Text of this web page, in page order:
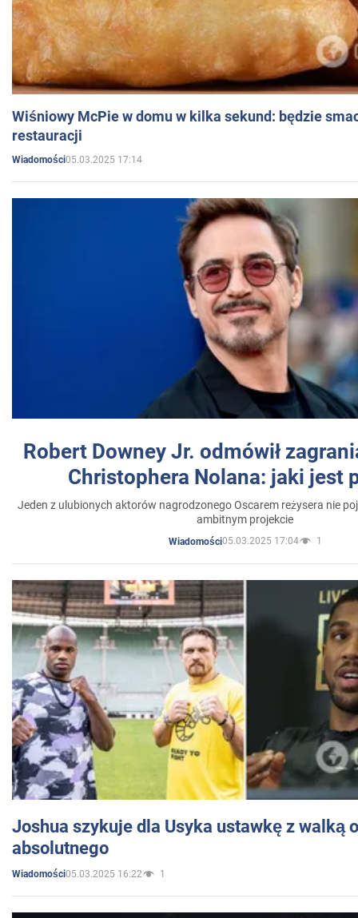
Wiśniowy McPie w domu w kilka sekund: będzie
restauracji
Wiadomości05.03.2025 17:14
Robert Downey Jr. odmówił
Christophera Nolana: jaki jest
Jeden z ulubionych aktorów nagrodzonego Oscarem reżysera nie
ambitnym projekcie
Wiadomości05.03.2025 17:04 1
Joshua szykuje dla Usyka ustawkę z walką
absolutnego
Wiadomości05.03.2025 16:22 1